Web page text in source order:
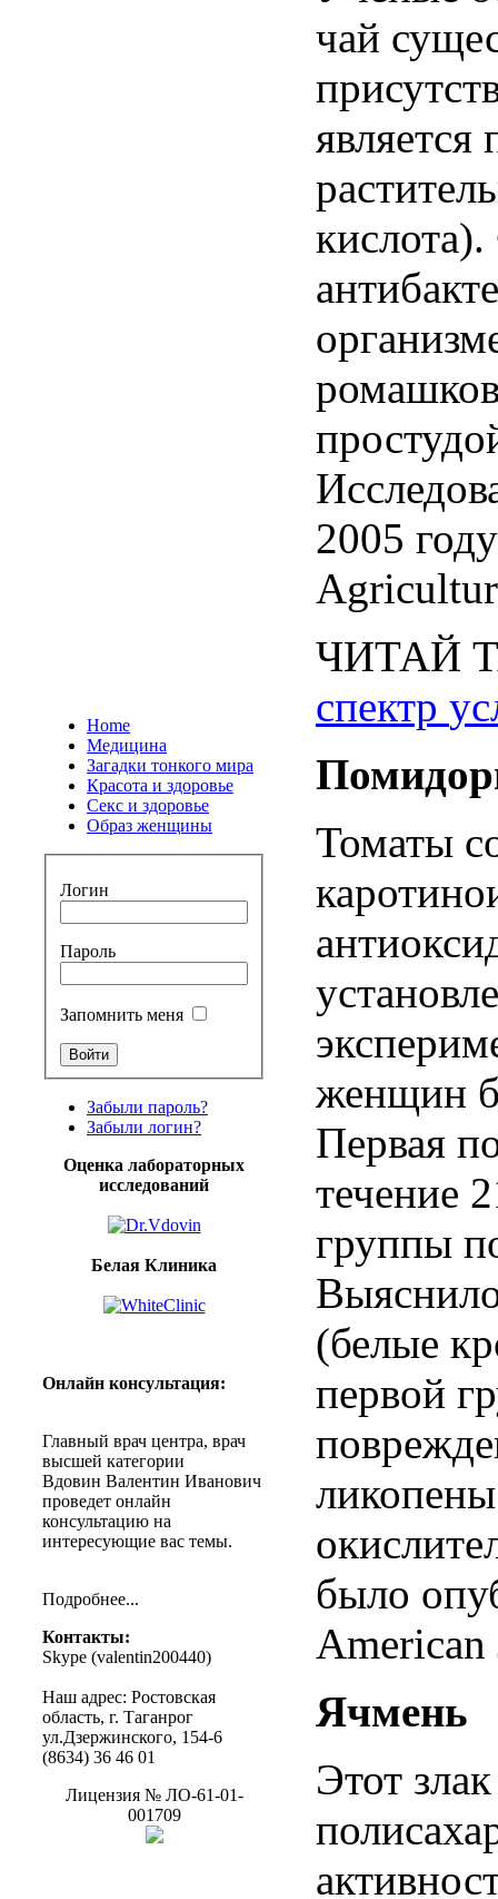
Home
Медицина
Загадки тонкого мира
Красота и здоровье
Секс и здоровье
Образ женщины
Логин
Пароль
Запомнить меня
Забыли пароль?
Забыли логин?
Оценка лабораторных
исследований
Белая Клиника
Онлайн консультация:
Главный врач центра, врач
высшей категории
Вдовин Валентин Иванович
проведет онлайн
консультацию на
интересующие вас темы.
Подробнее...
Контакты:
Skype (valentin200440)
Наш адрес: Ростовская
область, г. Таганрог
ул.Дзержинского, 154-6
(8634) 36 46 01
Лицензия№ ЛО-61-01-
001709
чай
является
кислота).
2005 году
ЧИТАЙ
спектр
Томаты
женщин
Первая
течение
группы
(белые
первой
ликопены
было
Ячмень
Этот